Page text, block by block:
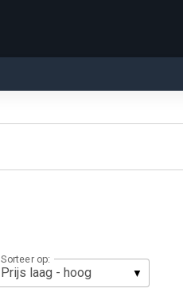
Sorteer op: